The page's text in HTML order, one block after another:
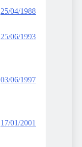
25/04/1988
25/06/1993
03/06/1997
17/01/2001